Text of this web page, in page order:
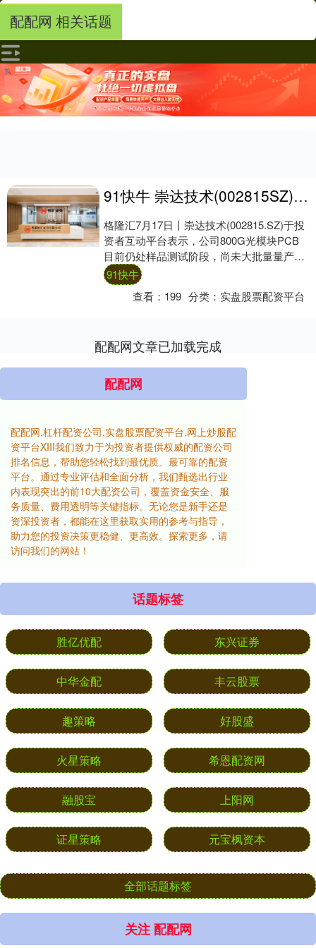
配配网 相关话题
91快牛 崇达技术(002815SZ)：800G光模块PCB目前仍处样品测试阶段，尚未大批量量产
格隆汇7月17日丨崇达技术(002815.SZ)于投
资者互动平台表示，公司800G光模块PCB
目前仍处样品测试阶段，尚未大批量量产，
主要是该产品需通过客户多轮严....
91快牛
查看： 199 分类： 实盘股票配资平台
配配网文章已加载完成
配配网
配配网,杠杆配资公司,实盘股票配资平台,网上炒股配
资平台XIII‌我们致力于为投资者提供权威的配资公司
排名信息，帮助您轻松找到最优质、最可靠的配资
平台。通过专业评估和全面分析，我们甄选出行业
内表现突出的前10大配资公司，覆盖资金安全、服
务质量、费用透明等关键指标。无论您是新手还是
资深投资者，都能在这里获取实用的参考与指导，
助力您的投资决策更稳健、更高效。探索更多，请
访问我们的网站！
话题标签
胜亿优配 东兴证券
中华金配 丰云股票
趣策略 好股盛
火星策略 希恩配资网
融股宝 上阳网
证星策略 元宝枫资本
全部话题标签
关注 配配网